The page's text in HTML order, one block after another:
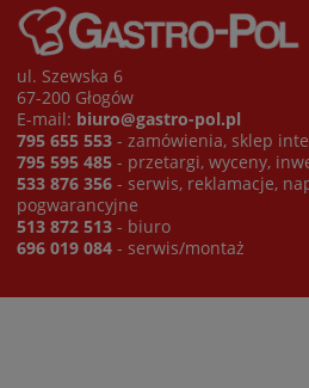
ul. Szewska 6
67-200 Głogów
E-mail: biuro@gastro-pol.pl
795 655 553 - zamówienia, sklep
795 595 485 - przetargi, wyceny,
533 876 356 - serwis, reklamacje,
pogwarancyjne
513 872 513 - biuro
696 019 084 - serwis/montaż